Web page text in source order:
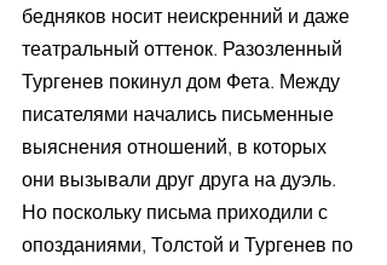
бедняков носит неискренний и даже
театральный оттенок. Разозленный
Тургенев покинул дом Фета. Между
писателями начались письменные
выяснения отношений, в которых
они вызывали друг друга на дуэль.
Но поскольку письма приходили с
опозданиями, Толстой и Тургенев по